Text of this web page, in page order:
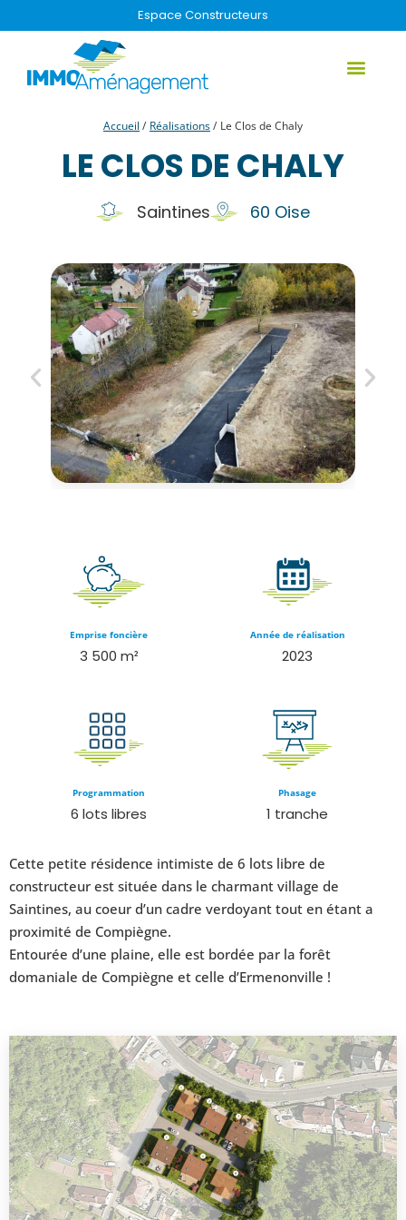
Espace Constructeurs
Accueil / Réalisations/ Le Clos de Chaly
LE CLOS DE CHALY
Saintines 60 Oise
Emprise foncière
3 500 m²
Année de réalisation
2023
Programmation
6 lots libres
Phasage
1 tranche
Cette petite résidence intimiste de 6 lots libre de
constructeur est située dans le charmant village de
Saintines, au coeur d’un cadre verdoyant tout en étant a
proximité de Compiègne.
Entourée d’une plaine, elle est bordée par la forêt
domaniale de Compiègne et celle d’Ermenonville !